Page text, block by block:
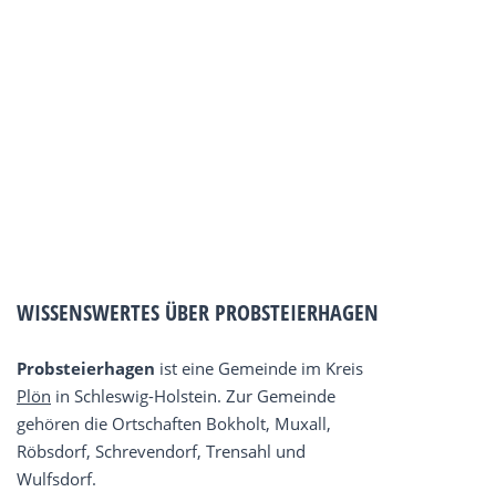
WISSENSWERTES ÜBER PROBSTEIERHAGEN
Probsteierhagen ist eine Gemeinde im Kreis
Plön in Schleswig-Holstein. Zur Gemeinde
gehören die Ortschaften Bokholt, Muxall,
Röbsdorf, Schrevendorf, Trensahl und
Wulfsdorf.